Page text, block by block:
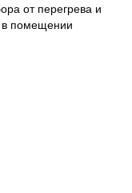
от перегрева и
в помещении